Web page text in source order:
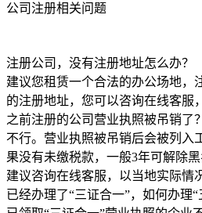
公司注册相关问题
注册公司，没有注册地址怎么办？
建议您租赁一个合法的办公场地，
的注册地址，您可以咨询在线客服
之前注册的公司营业执照被吊销了
不行。营业执照被吊销后会被列入
果没有未缴税款，一般3年可解除
建议咨询在线客服，以当地实际情
已经办理了“三证合一”，如何办理“